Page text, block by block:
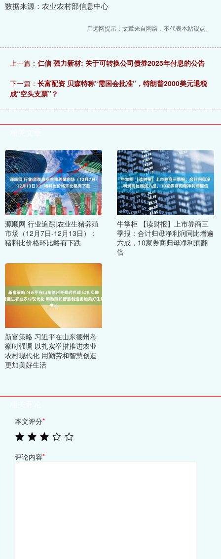
数据来源：农业农村部信息中心
启远网提示：文章来自网络，不代表本站观点。
上一篇： 仁信 强力新材: 关于可转换公司债券2025年付息的公告
下一篇： 长富配资 贝森特称“需国会批准”，特朗普2000美元退税
成“空头支票”？
源顺网 行业追踪|农业生猪养殖
市场（12月7日-12月13日）：
猪料比价格环比略有下跌
牛掌柜 【读财报】上市券商三
季报：合计归母净利润同比增逾
六成，10家券商归母净利润翻
倍
新富策略 习近平在山东德州考
察时强调 以扎实举措推进农业
农村现代化 用勤劳和智慧创造
更加美好生活
本文评分*
评论内容*